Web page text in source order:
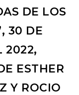
DE LOS
30 DE
2022,
ESTHER
Y ROCIO